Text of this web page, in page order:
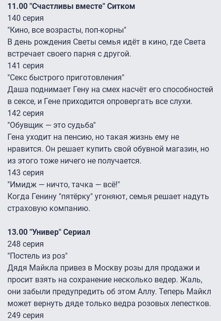
11.00 "Счастливы вместе" Ситком
140 серия
"Кино, все возрасты, поп-корны"
В день рождения Светы семья идёт в кино, где Света
встречает своего парня с другой.
141 серия
"Секс быстрого приготовления"
Даша поднимает Гену на смех насчёт его способностей
в сексе, и Гене приходится опровергать все слухи.
142 серия
"Обувщик — это судьба"
Гена уходит на пенсию, но такая жизнь ему не
нравится. Он решает купить свой обувной магазин, но
из этого тоже ничего не получается.
143 серия
"Имидж — ничто, тачка — всё!"
Когда Генину "пятёрку" угоняют, семья решает надуть
страховую компанию.
13.00 "Универ" Сериал
248 серия
"Постель из роз"
Дядя Майкла привез в Москву розы для продажи и
просит взять на сохранение несколько ведер. Жаль,
они забыли предупредить об этом Аллу. Теперь Майкл
может вернуть дяде только ведра розовых лепестков.
249 серия